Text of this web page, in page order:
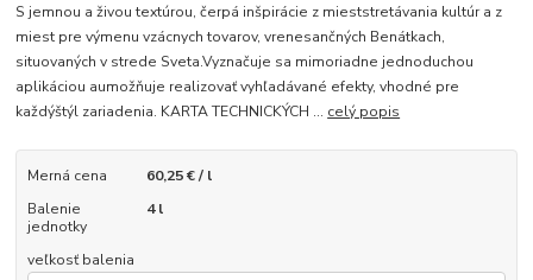
S jemnou a živou textúrou, čerpá inšpirácie z mieststretávania kultúr a z
miest pre výmenu vzácnych tovarov, vrenesančných Benátkach,
situovaných v strede Sveta.Vyznačuje sa mimoriadne jednoduchou
aplikáciou aumožňuje realizovať vyhľadávané efekty, vhodné pre
každýštýl zariadenia. KARTA TECHNICKÝCH ... celý popis
Merná cena
60,25 € / l
Balenie
jednotky
4 l
veľkosť balenia